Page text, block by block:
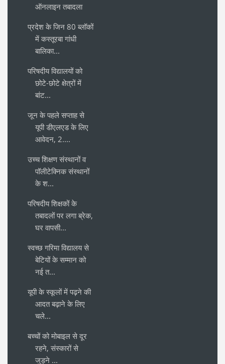
ऑनलाइन तबादला
प्रदेश के जिन 80 ब्लॉकों
में कस्तूरबा गांधी
बालिका...
परिषदीय विद्यालयों को
छोटे-छोटे क्षेत्रों में
बांट...
जून के पहले सप्ताह से
यूपी डीएलएड के लिए
आवेदन, 2....
उच्च शिक्षण संस्थानों व
पॉलीटेक्निक संस्थानों
के श...
परिषदीय शिक्षकों के
तबादलों पर लगा ब्रेक,
घर वापसी...
स्वच्छ गरिमा विद्यालय से
बेटियों के सम्मान को
नई त...
यूपी के स्कूलों में पढ़ने की
आदत बढ़ाने के लिए
चले...
बच्चों को मोबाइल से दूर
रहने, संस्कारों से
जुड़ने ...